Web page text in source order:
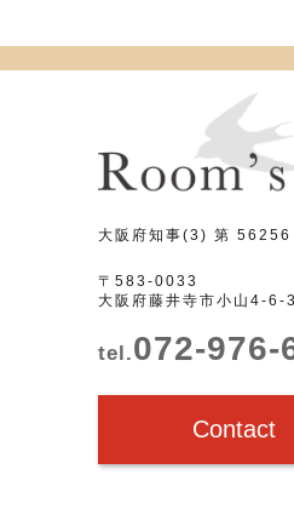
大阪府知事(3) 第 56256
〒583-0033
大阪府藤井寺市小山4-6-
tel.072-976-
Contact